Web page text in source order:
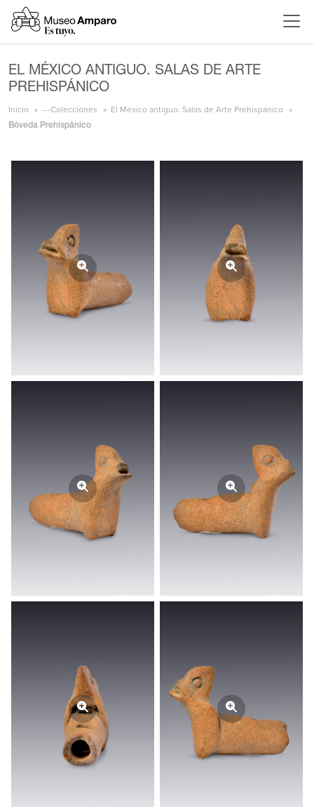
EL MÉXICO ANTIGUO. SALAS DE ARTE
PREHISPÁNICO
Inicio ---Colecciones El México antiguo. Salas de Arte Prehispánico
Bóveda Prehispánico